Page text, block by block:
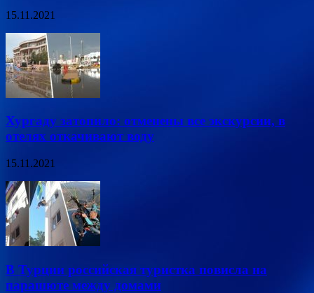
15.11.2021
Хургаду затопило: отменены все экскурсии, в
отелях откачивают воду
15.11.2021
В Турции российская туристка повисла на
парашюте между домами